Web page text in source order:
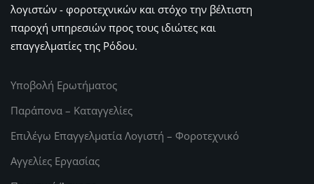
λογιστών - φοροτεχνικών και στόχο την βέλτιστη
παροχή υπηρεσιών προς τους ιδιώτες και
επαγγελματίες της Ρόδου.
Υποβολή Ερωτήματος
Παράπονα – Καταγγελίες
Επιλέγω Επαγγελματία Λογιστή – Φοροτεχνικό
Αγγελίες Εργασίας